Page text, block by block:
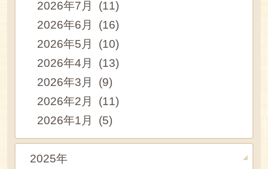
2026年7月 (11)
2026年6月 (16)
2026年5月 (10)
2026年4月 (13)
2026年3月 (9)
2026年2月 (11)
2026年1月 (5)
2025年